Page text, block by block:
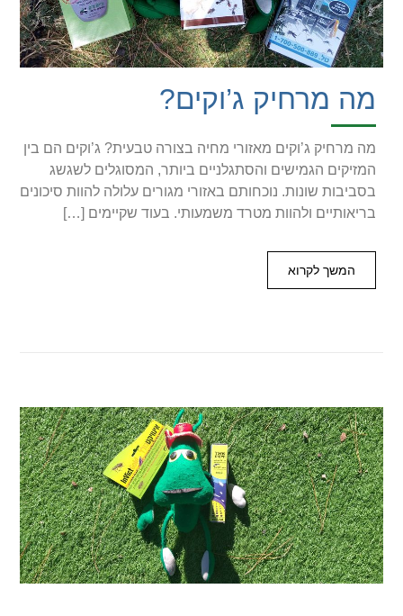
מה מרחיק ג’וקים?
מה מרחיק ג’וקים מאזורי מחיה בצורה טבעית? ג’וקים הם בין
המזיקים הגמישים והסתגלניים ביותר, המסוגלים לשגשג
בסביבות שונות. נוכחותם באזורי מגורים עלולה להוות סיכונים
בריאותיים ולהוות מטרד משמעותי. בעוד שקיימים […]
המשך לקרוא